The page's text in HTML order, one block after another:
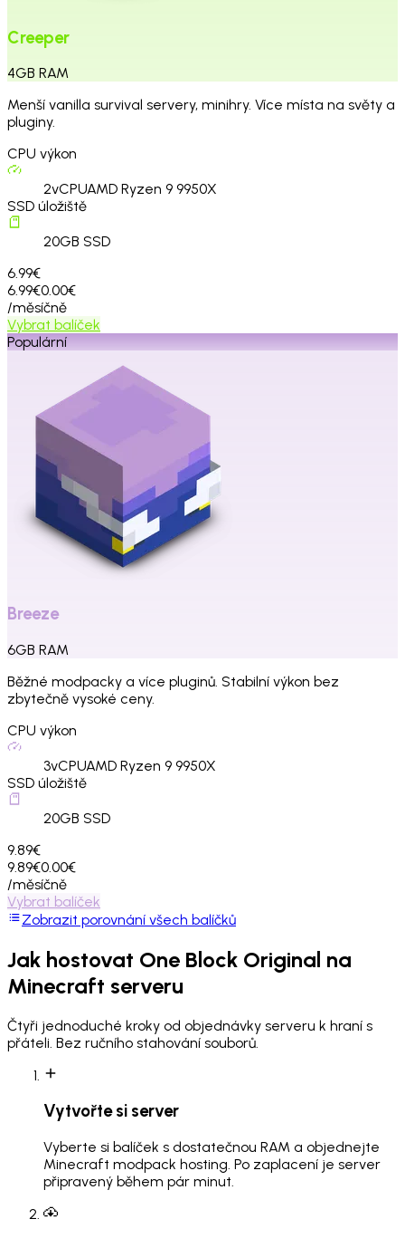
Creeper
4GB RAM
Menší vanilla survival servery, minihry. Více místa na světy a
pluginy.
CPU výkon
2vCPUAMD Ryzen 9 9950X
SSD úložiště
20GB SSD
6.99€
6.99€0.00€
/měsíčně
Vybrat balíček
Populární
Breeze
6GB RAM
Běžné modpacky a více pluginů. Stabilní výkon bez
zbytečně vysoké ceny.
CPU výkon
3vCPUAMD Ryzen 9 9950X
SSD úložiště
20GB SSD
9.89€
9.89€0.00€
/měsíčně
Vybrat balíček
Zobrazit porovnání všech balíčků
Jak hostovat One Block Original na
Minecraft serveru
Čtyři jednoduché kroky od objednávky serveru k hraní s
přáteli. Bez ručního stahování souborů.
Vytvořte si server
Vyberte si balíček s dostatečnou RAM a objednejte
Minecraft modpack hosting. Po zaplacení je server
připravený během pár minut.